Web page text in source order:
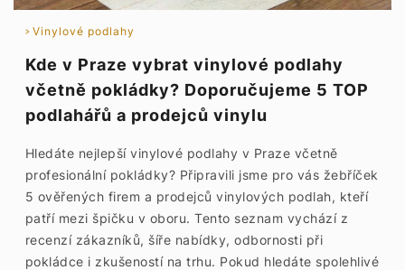
Vinylové podlahy
Kde v Praze vybrat vinylové podlahy
včetně pokládky? Doporučujeme 5 TOP
podlahářů a prodejců vinylu
Hledáte nejlepší vinylové podlahy v Praze včetně
profesionální pokládky? Připravili jsme pro vás žebříček
5 ověřených firem a prodejců vinylových podlah, kteří
patří mezi špičku v oboru. Tento seznam vychází z
recenzí zákazníků, šíře nabídky, odbornosti při
pokládce i zkušeností na trhu. Pokud hledáte spolehlivé